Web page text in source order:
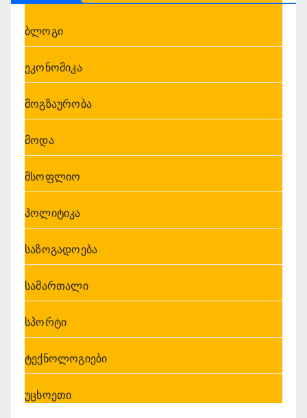
ბლოგი
ეკონომიკა
მოგზაურობა
მოდა
მსოფლიო
პოლიტიკა
საზოგადოება
სამართალი
სპორტი
ტექნოლოგიები
უცხოეთი